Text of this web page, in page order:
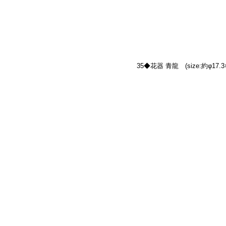
35◆花器 青龍　(size:約